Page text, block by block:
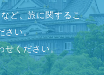
ど、旅に関するこ
さい。
せください。